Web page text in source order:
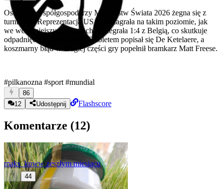
Ostatni ze współgospodarzy Mistrzostw Świata 2026 żegna się z
turniejem. Reprezentacja USA nie zagrała na takim poziomie, jak
we wcześniejszych meczach i przegrała 1:4 z Belgią, co skutkuje
odpadnięciem z mundialu. Dubletem popisał się De Ketelaere, a
koszmarny błąd w drugiej części gry popełnił bramkarz Matt Freese.
#pilkanozna #sport #mundial
86
12
Udostępnij Flashscore
Komentarze (12)
maks_koww zeszłym miesiącu
44